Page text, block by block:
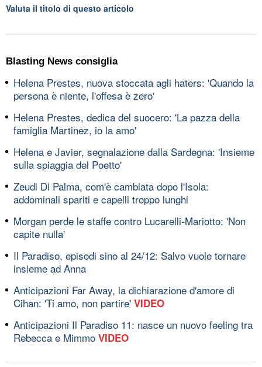
Valuta il titolo di questo articolo
Blasting News consiglia
Helena Prestes, nuova stoccata agli haters: 'Quando la
persona è niente, l'offesa è zero'
Helena Prestes, dedica del suocero: 'La pazza della
famiglia Martinez, io la amo'
Helena e Javier, segnalazione dalla Sardegna: 'Insieme
sulla spiaggia del Poetto'
Zeudi Di Palma, com'è cambiata dopo l'Isola:
addominali spariti e capelli troppo lunghi
Morgan perde le staffe contro Lucarelli-Mariotto: 'Non
capite nulla'
Il Paradiso, episodi sino al 24/12: Salvo vuole tornare
insieme ad Anna
Anticipazioni Far Away, la dichiarazione d'amore di
Cihan: 'Ti amo, non partire' VIDEO
Anticipazioni Il Paradiso 11: nasce un nuovo feeling tra
Rebecca e Mimmo VIDEO